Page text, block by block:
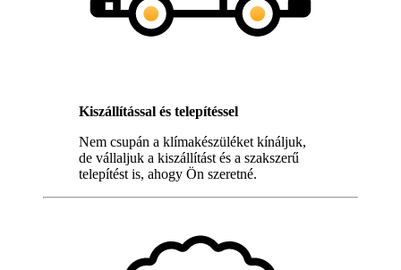
Kiszállítással és telepítéssel
Nem csupán a klímakészüléket kínáljuk,
de vállaljuk a kiszállítást és a szakszerű
telepítést is, ahogy Ön szeretné.